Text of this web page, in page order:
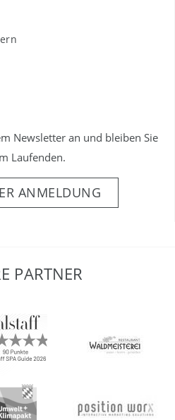
Newsletter an und bleiben Sie
Laufenden.
ANMELDUNG
PARTNER